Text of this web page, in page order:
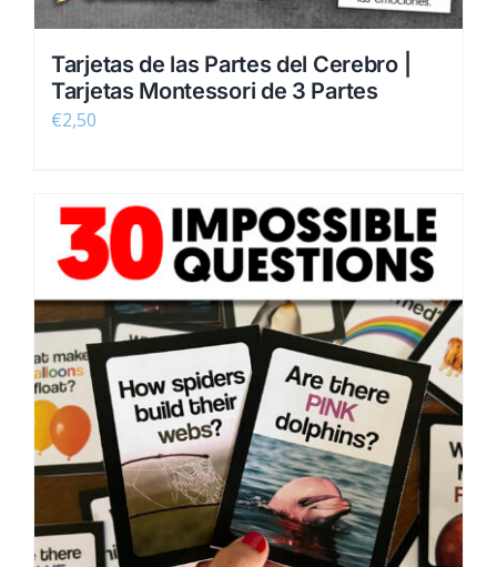
Tarjetas de las Partes del Cerebro |
Tarjetas Montessori de 3 Partes
€2,50